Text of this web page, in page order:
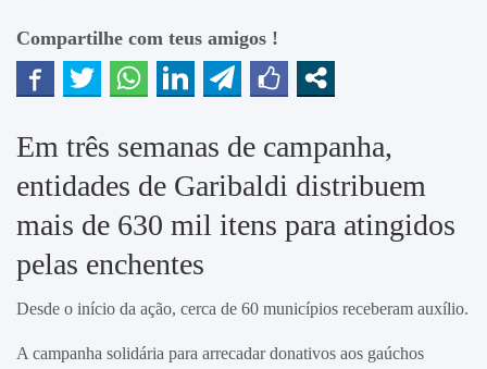
Compartilhe com teus amigos !
Em três semanas de campanha,
entidades de Garibaldi distribuem
mais de 630 mil itens para atingidos
pelas enchentes
Desde o início da ação, cerca de 60 municípios receberam auxílio.
A campanha solidária para arrecadar donativos aos gaúchos